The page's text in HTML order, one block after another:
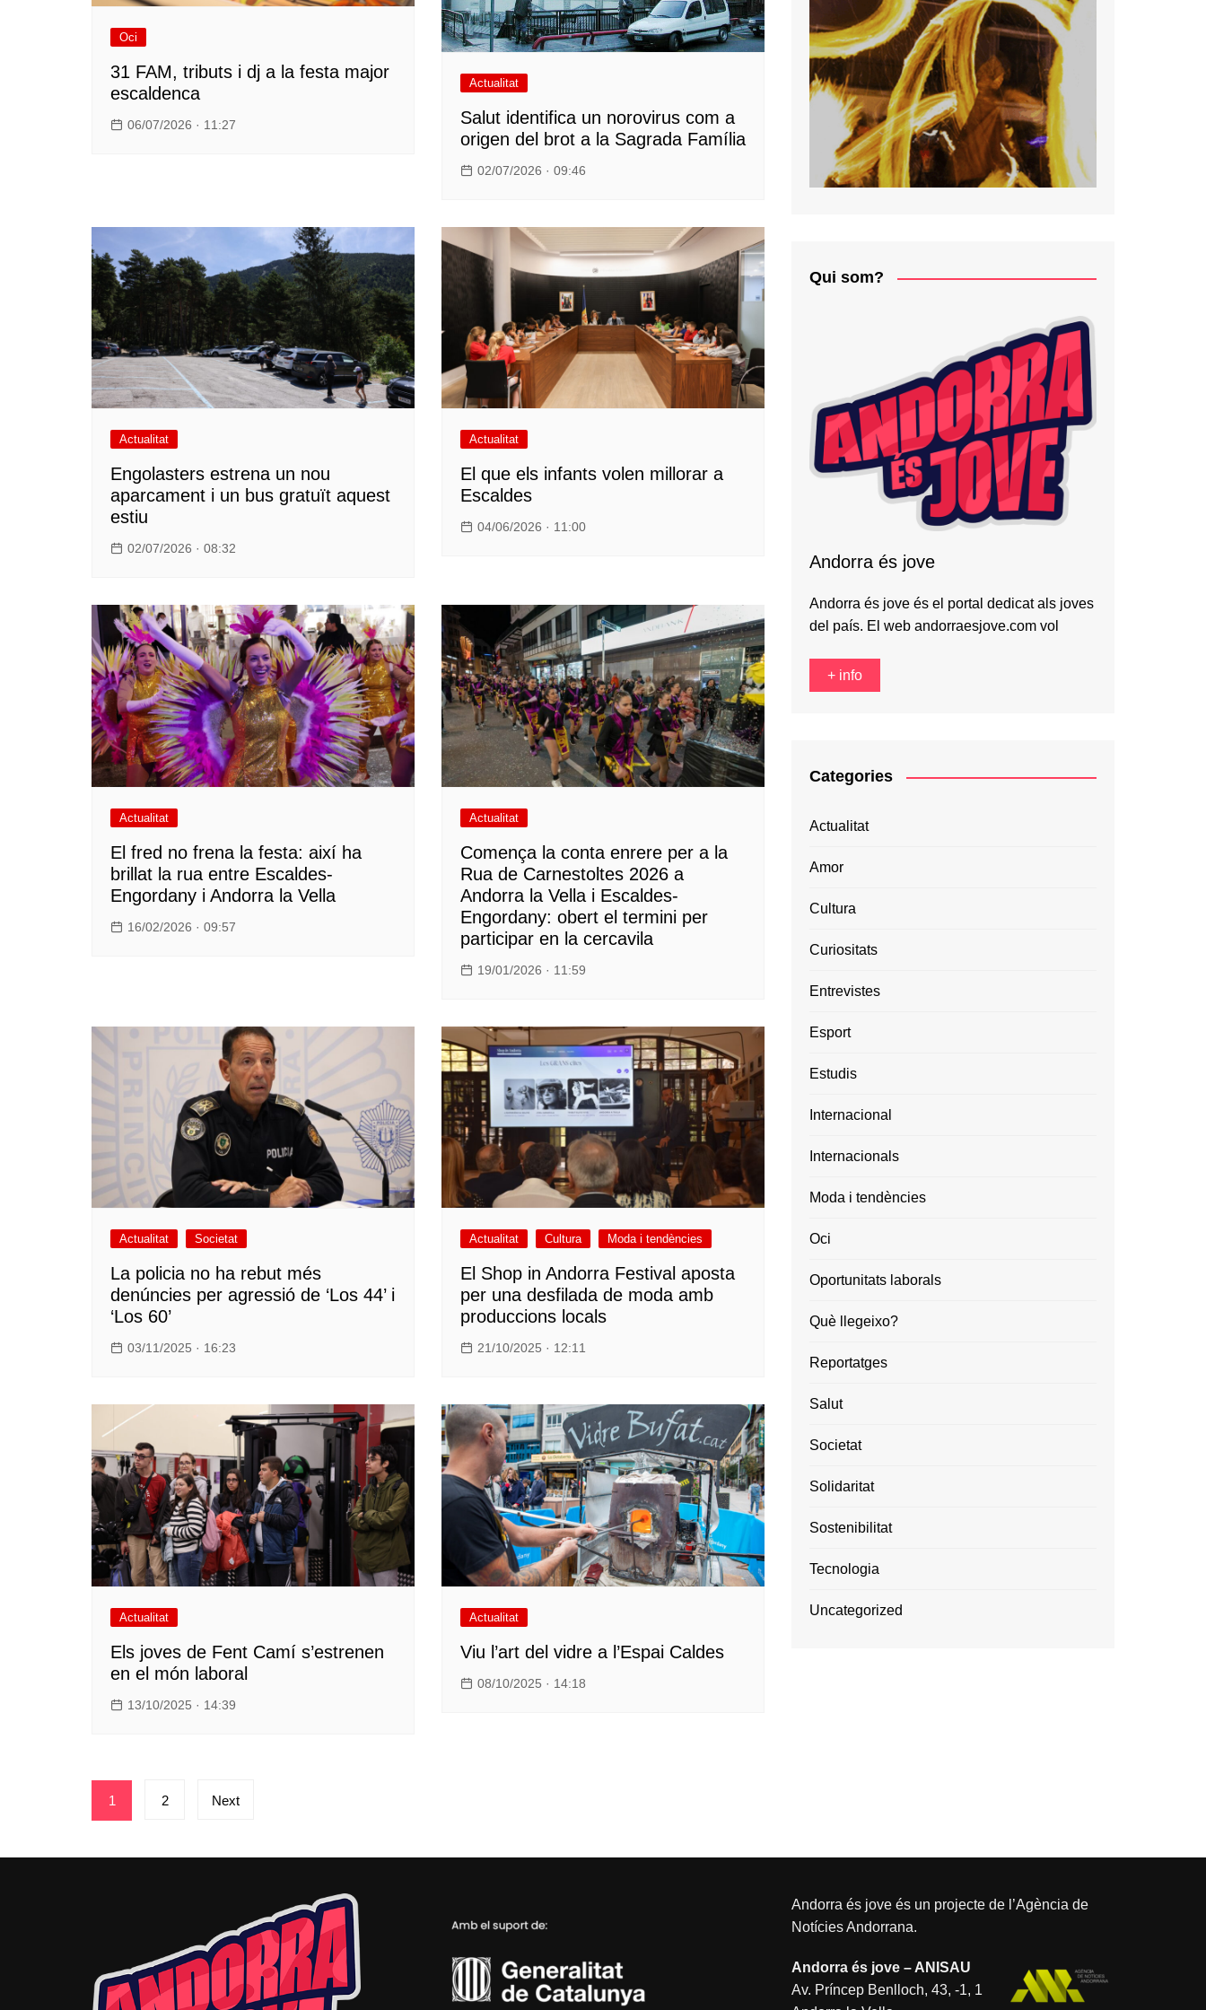
Oci
31 FAM, tributs i dj a la festa major
escaldenca
06/07/2026 · 11:27
Actualitat
Salut identifica un norovirus com a
origen del brot a la Sagrada Família
02/07/2026 · 09:46
Actualitat
Engolasters estrena un nou
aparcament i un bus gratuït aquest
estiu
02/07/2026 · 08:32
Actualitat
El que els infants volen millorar a
Escaldes
04/06/2026 · 11:00
Actualitat
El fred no frena la festa: així ha
brillat la rua entre Escaldes-
Engordany i Andorra la Vella
16/02/2026 · 09:57
Actualitat
Comença la conta enrere per a la
Rua de Carnestoltes 2026 a
Andorra la Vella i Escaldes-
Engordany: obert el termini per
participar en la cercavila
19/01/2026 · 11:59
Actualitat Societat
La policia no ha rebut més
denúncies per agressió de ‘Los 44’ i
‘Los 60’
03/11/2025 · 16:23
Actualitat Cultura Moda i tendències
El Shop in Andorra Festival aposta
per una desfilada de moda amb
produccions locals
21/10/2025 · 12:11
Actualitat
Els joves de Fent Camí s’estrenen
en el món laboral
13/10/2025 · 14:39
Actualitat
Viu l’art del vidre a l’Espai Caldes
08/10/2025 · 14:18
Paginació
de
les
1 2 Next
Qui som?
Andorra és jove
Andorra és jove és el portal dedicat als joves
del país. El web andorraesjove.com vol
+ info
Categories
Actualitat
Amor
Cultura
Curiositats
Entrevistes
Esport
Estudis
Internacional
Internacionals
Moda i tendències
Oci
Oportunitats laborals
Què llegeixo?
Reportatges
Salut
Societat
Solidaritat
Sostenibilitat
Tecnologia
Uncategorized
Andorra és jove és un projecte de l’Agència de
Notícies Andorrana.
Andorra és jove – ANISAU
Av. Príncep Benlloch, 43, -1, 1